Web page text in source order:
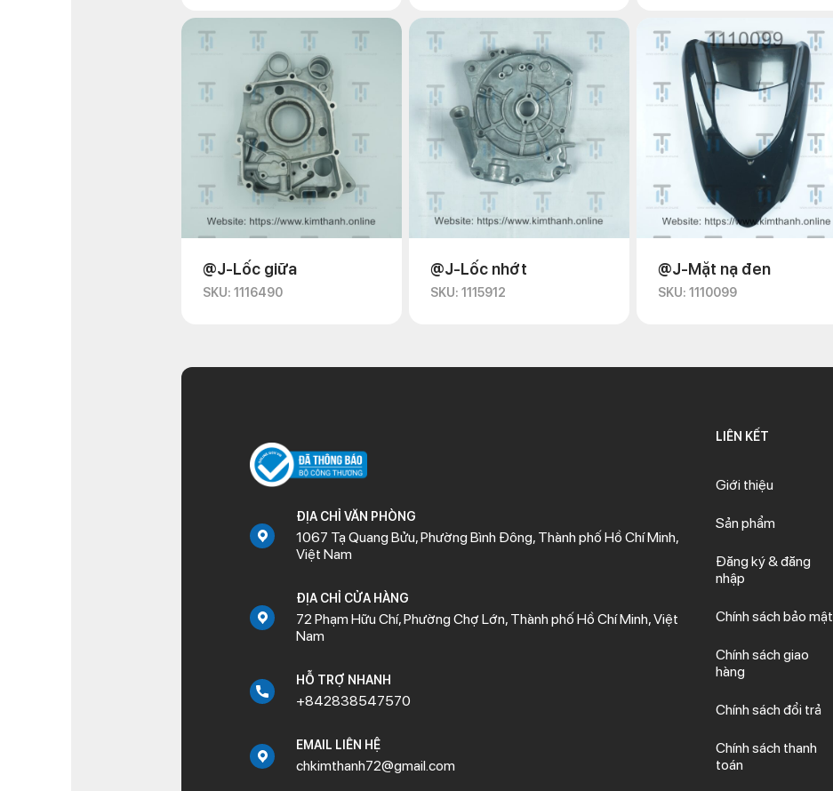
@J-Lốc giữa
SKU: 1116490
@J-Lốc nhớt
SKU: 1115912
@J-Mặt nạ đen
SKU: 1110099
ĐỊA CHỈ VĂN PHÒNG
1067 Tạ Quang Bửu, Phường Bình Đông, Thành phố Hồ Chí Minh,
Việt Nam
ĐỊA CHỈ CỬA HÀNG
72 Phạm Hữu Chí, Phường Chợ Lớn, Thành phố Hồ Chí Minh, Việt
Nam
HỖ TRỢ NHANH
+842838547570
EMAIL LIÊN HỆ
chkimthanh72@gmail.com
LIÊN KẾT
Giới thiệu
Sản phẩm
Đăng ký & đăng
nhập
Chính sách bảo mật
Chính sách giao
hàng
Chính sách đổi trả
Chính sách thanh
toán